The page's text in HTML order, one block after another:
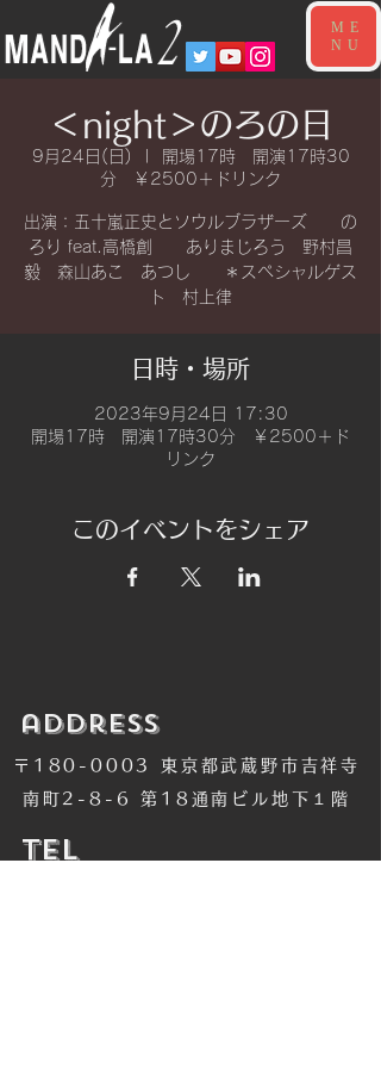
ME
NU
＜night＞のろの日
9月24日(日)
開場17時 開演17時30
分 ￥2500＋ドリンク
出演：五十嵐正史とソウルブラザーズ の
ろり feat.高橋創 ありまじろう 野村昌
毅 森山あこ あつし ＊スペシャルゲス
ト 村上律
日時・場所
2023年9月24日 17:30
開場17時 開演17時30分 ￥2500＋ド
リンク
このイベントをシェア
​address
〒180-0003 東京都武蔵野市吉祥寺
南町2-8-6 第18通南ビル地下１階
​TEL